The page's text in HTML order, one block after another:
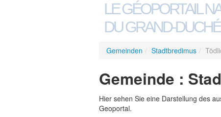
LE GÉOPORTAIL
DU GRAND-
Gemeinden / Stadtbredimus /
Gemeinde :
Hier sehen Sie eine Darstellung des
Geoportal.